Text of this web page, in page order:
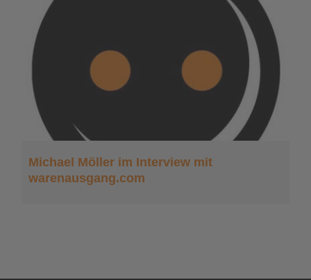
Michael Möller im Interview mit
warenausgang.com